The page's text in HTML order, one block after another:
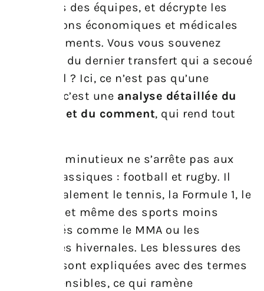
stratégies des équipes, et décrypte les
implications économiques et médicales
des événements. Vous vous souvenez
sûrement du dernier transfert qui a secoué
le football ? Ici, ce n’est pas qu’une
annonce, c’est une analyse détaillée du
pourquoi et du comment, qui rend tout
Ce regard minutieux ne s’arrête pas aux
grands classiques : football et rugby. Il
couvre également le tennis, la Formule 1, le
cyclisme, et même des sports moins
médiatisés comme le MMA ou les
disciplines hivernales. Les blessures des
vedettes sont expliquées avec des termes
compréhensibles, ce qui ramène